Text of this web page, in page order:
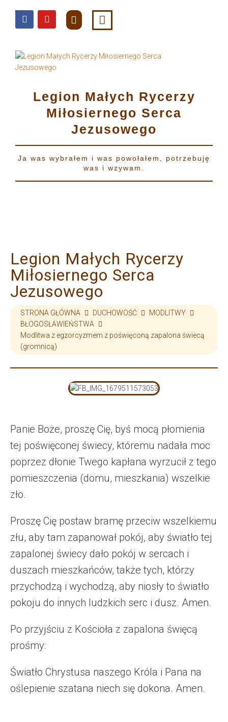
treści
Legion Małych Rycerzy
Miłosiernego Serca
Jezusowego
Ja was wybrałem i was powołałem, potrzebuję
was i wzywam.
Legion Małych Rycerzy
Miłosiernego Serca
Jezusowego
STRONA GŁÓWNA DUCHOWOŚĆ
MODLITWY
BŁOGOSŁAWIEŃSTWA
Modlitwa z egzorcyzmem z poświęconą zapalona świecą
(gromnicą)
Panie Boże, proszę Cię, byś mocą płomienia
tej poświęconej świecy, któremu nadała moc
poprzez dłonie Twego kapłana wyrzucił z tego
pomieszczenia (domu, mieszkania) wszelkie
zło.
Proszę Cię postaw bramę przeciw wszelkiemu
złu, aby tam zapanował pokój, aby światło tej
zapalonej świecy dało pokój w sercach i
duszach mieszkańców, także tych, którzy
przychodzą i wychodzą, aby niosły to światło
pokoju do innych ludzkich serc i dusz. Amen.
Po przyjściu z Kościoła z zapalona święcą
prośmy:
Światło Chrystusa naszego Króla i Pana na
oślepienie szatana niech się dokona. Amen.